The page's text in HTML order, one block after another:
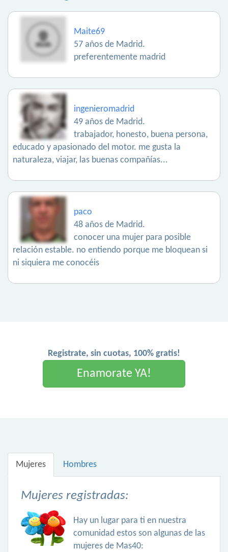
Maite69
57 años de Madrid.
preferentemente madrid
ingenieromadrid
49 años de Madrid.
trabajador, honesto, buena persona,
educado y apasionado del motor. me gusta la
naturaleza, viajar, las buenas compañías...
paco
48 años de Madrid.
conocer una mujer para posible
relación estable. no entiendo porque me bloquean si
ni siquiera me conocéis
Registrate, sin cuotas, 100% gratis!
Enamorate YA!
Mujeres Hombres
Mujeres registradas:
Hay un lugar para ti en nuestra
comunidad estos son algunas de las
mujeres de Mas40: